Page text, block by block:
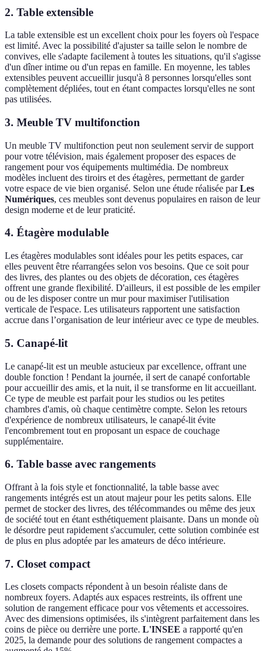
2. Table extensible
La table extensible est un excellent choix pour les foyers où l'espace
est limité. Avec la possibilité d'ajuster sa taille selon le nombre de
convives, elle s'adapte facilement à toutes les situations, qu'il s'agisse
d'un dîner intime ou d'un repas en famille. En moyenne, les tables
extensibles peuvent accueillir jusqu'à 8 personnes lorsqu'elles sont
complètement dépliées, tout en étant compactes lorsqu'elles ne sont
pas utilisées.
3. Meuble TV multifonction
Un meuble TV multifonction peut non seulement servir de support
pour votre télévision, mais également proposer des espaces de
rangement pour vos équipements multimédia. De nombreux
modèles incluent des tiroirs et des étagères, permettant de garder
votre espace de vie bien organisé. Selon une étude réalisée parLes
Numériques, ces meubles sont devenus populaires en raison de leur
design moderne et de leur praticité.
4. Étagère modulable
Les étagères modulables sont idéales pour les petits espaces, car
elles peuvent être réarrangées selon vos besoins. Que ce soit pour
des livres, des plantes ou des objets de décoration, ces étagères
offrent une grande flexibilité. D'ailleurs, il est possible de les empiler
ou de les disposer contre un mur pour maximiser l'utilisation
verticale de l'espace. Les utilisateurs rapportent une satisfaction
accrue dans l’organisation de leur intérieur avec ce type de meubles.
5. Canapé-lit
Le canapé-lit est un meuble astucieux par excellence, offrant une
double fonction ! Pendant la journée, il sert de canapé confortable
pour accueillir des amis, et la nuit, il se transforme en lit accueillant.
Ce type de meuble est parfait pour les studios ou les petites
chambres d'amis, où chaque centimètre compte. Selon les retours
d'expérience de nombreux utilisateurs, le canapé-lit évite
l'encombrement tout en proposant un espace de couchage
supplémentaire.
6. Table basse avec rangements
Offrant à la fois style et fonctionnalité, la table basse avec
rangements intégrés est un atout majeur pour les petits salons. Elle
permet de stocker des livres, des télécommandes ou même des jeux
de société tout en étant esthétiquement plaisante. Dans un monde où
le désordre peut rapidement s'accumuler, cette solution combinée est
de plus en plus adoptée par les amateurs de déco intérieure.
7. Closet compact
Les closets compacts répondent à un besoin réaliste dans de
nombreux foyers. Adaptés aux espaces restreints, ils offrent une
solution de rangement efficace pour vos vêtements et accessoires.
Avec des dimensions optimisées, ils s'intègrent parfaitement dans les
coins de pièce ou derrière une porte. L'INSEE a rapporté qu'en
2025, la demande pour des solutions de rangement compactes a